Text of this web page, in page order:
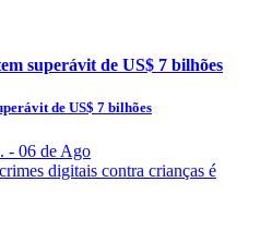
superávit de US$ 7 bilhões
de US$ 7 bilhões
- 06 de Ago